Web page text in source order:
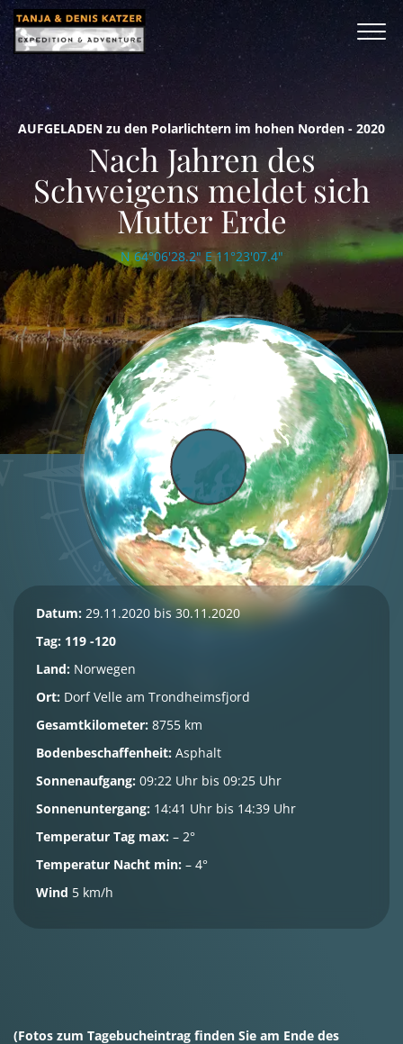
AUFGELADEN zu den Polarlichtern im hohen Norden - 2020
Nach Jahren des
Schweigens meldet sich
Mutter Erde
N 64°06'28.2" E 11°23'07.4"
Datum: 29.11.2020 bis 30.11.2020
Tag: 119 -120
Land: Norwegen
Ort: Dorf Velle am Trondheimsfjord
Gesamtkilometer: 8755 km
Bodenbeschaffenheit: Asphalt
Sonnenaufgang: 09:22 Uhr bis 09:25 Uhr
Sonnenuntergang: 14:41 Uhr bis 14:39 Uhr
Temperatur Tag max: – 2°
Temperatur Nacht min: – 4°
Wind 5 km/h
(Fotos zum Tagebucheintrag finden Sie am Ende des